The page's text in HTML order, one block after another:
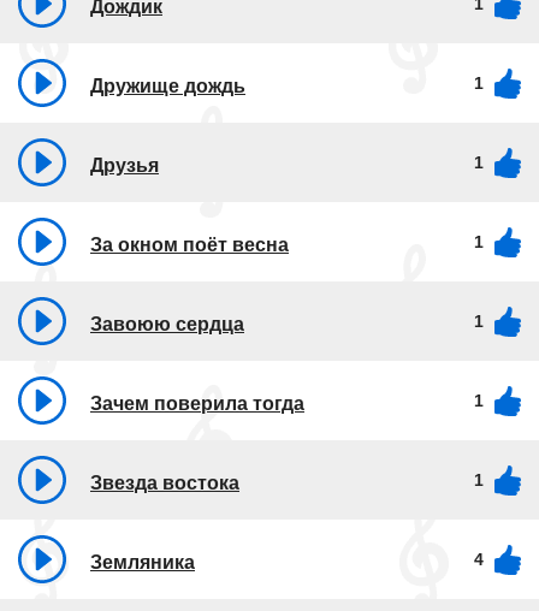
Дождик
Дружище дождь 1
Друзья 1
За окном поёт весна 1
Завоюю сердца 1
Зачем поверила тогда 1
Звезда востока 1
Земляника 4